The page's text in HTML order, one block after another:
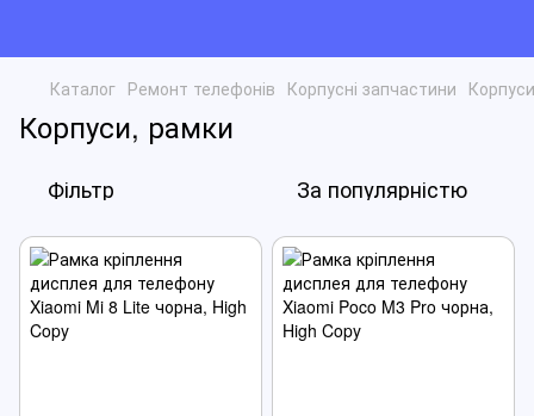
Каталог Ремонт телефонів Корпусні запчастини
Корпуси, рамки
Фільтр За популярністю